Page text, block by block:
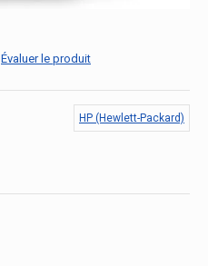
Évaluer le produit
HP (Hewlett-Packard)